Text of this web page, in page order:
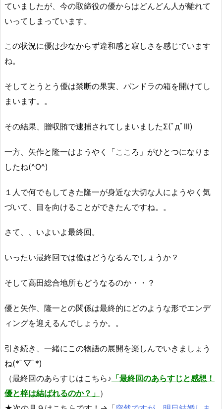
ていましたが、今の取締役の優からはどんどん人が離れて
いってしまっています。
この状況に優は少なからず違和感と寂しさを感じています
ね。
そしてとうとう優は禁断の果実、パンドラの箱を開けてし
まいます。。
その結果、贈収賄で逮捕されてしまいましたΣ(ﾟдﾟlll)
一方、矢作と隆一はようやく「こころ」がひとつになりま
したね(^O^)
１人で何でもしてきた隆一が身近な大切な人にようやく気
づいて、目を向けることができたんですね。。
さて、、いよいよ最終回。
いったい最終回では優はどうなるんでしょうか？
そして高田総合地所もどうなるのか・・？
優と矢作、隆一との関係は最終的にどのような形でエンデ
ィングを迎えるんでしょうか。。
引き続き、一緒にこの物語の展開を楽しんでいきましょう
ね(*ﾟ▽ﾟ*)
（最終回のあらすじはこちら♪ 「最終回のあらすじと感想！
優と梓は結ばれるのか？」 ）